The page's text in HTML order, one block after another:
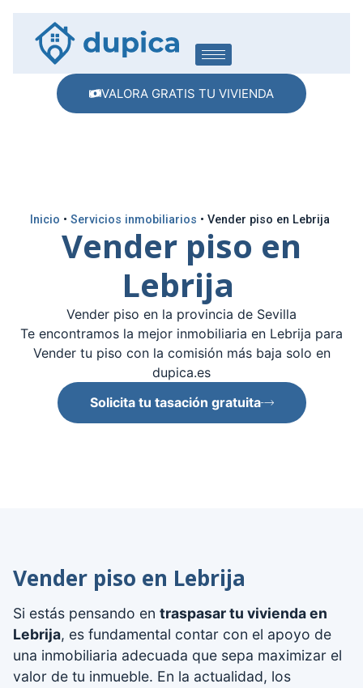
VALORA GRATIS TU VIVIENDA
Inicio • Servicios inmobiliarios • Vender piso en Lebrija
Vender piso en
Lebrija
Vender piso en la provincia de Sevilla
Te encontramos la mejor inmobiliaria en Lebrija para
Vender tu piso con la comisión más baja solo en
dupica.es
Solicita tu tasación gratuita
Vender piso en Lebrija
Si estás pensando en traspasar tu vivienda en
Lebrija, es fundamental contar con el apoyo de
una inmobiliaria adecuada que sepa maximizar el
valor de tu inmueble. En la actualidad, los